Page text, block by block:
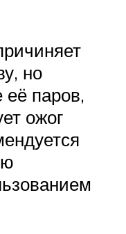
но
её паров,
ожог